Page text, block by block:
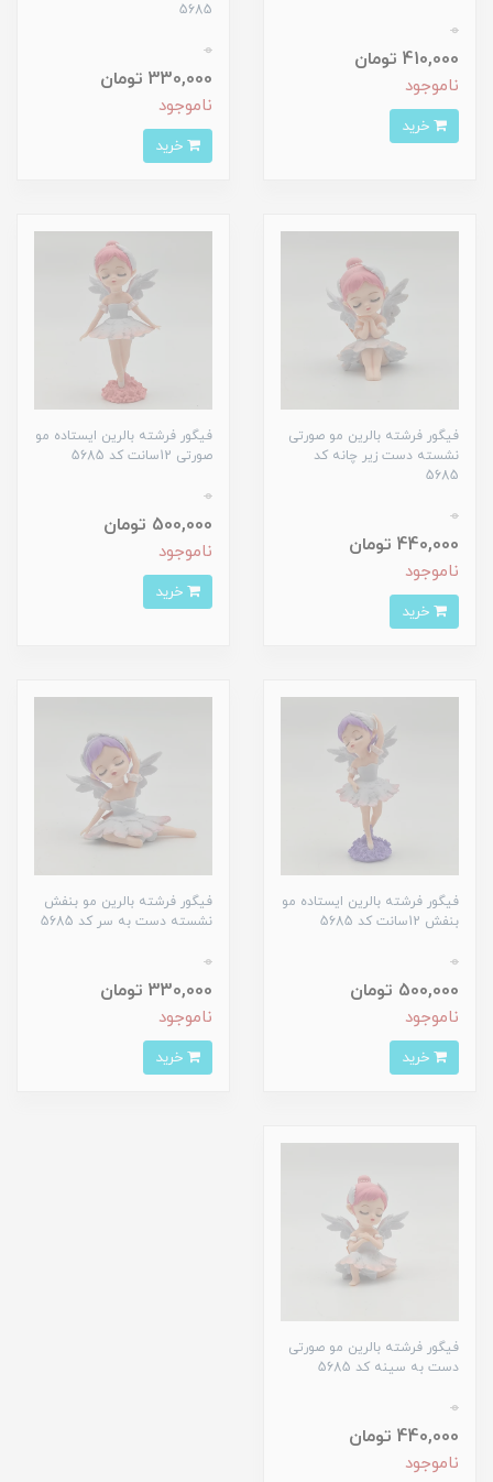
0
410,000 تومان
ناموجود
5685
0
330,000 تومان
ناموجود
فیگور فرشته بالرین مو صورتی
نشسته دست زیر چانه کد
5685
0
440,000 تومان
ناموجود
فیگور فرشته بالرین ایستاده مو
صورتی 12سانت کد 5685
0
500,000 تومان
ناموجود
فیگور فرشته بالرین ایستاده مو
بنفش 12سانت کد 5685
0
500,000 تومان
ناموجود
فیگور فرشته بالرین مو بنفش
نشسته دست به سر کد 5685
0
330,000 تومان
ناموجود
فیگور فرشته بالرین مو صورتی
دست به سینه کد 5685
0
440,000 تومان
ناموجود